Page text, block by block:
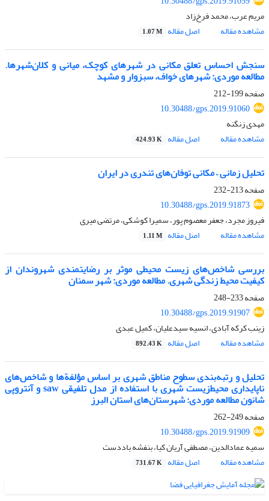
مریم عرب، محمد فرخ‌زاد
مشاهده مقاله
اصل مقاله 1.07 M
سنجش احساس تعلق مکانی در شهرهای کوچک، میانی و کلان‌شهرها.
مطالعه موردی: شهرهای خواف، سبزوار و مشهد
صفحه199-212
10.30488/gps.2019.91060
مهدی زنگنه
مشاهده مقاله
اصل مقاله 424.93 K
تحلیل زمانی – مکانی توفان‌های تندری در ایران
صفحه213-232
10.30488/gps.2019.91873
فیروز مجرد، جعفر معصوم پور، سمیرا کوشکی، مرتضی میری
مشاهده مقاله
اصل مقاله 1.11 M
بررسی شاخص‌های زیست محیطی موثر بر رضایتمندی شهروندان از
کیفیت محیط زندگی شهری. مطالعه موردی: شهر سمنان
صفحه233-248
10.30488/gps.2019.91907
زینب کرکه آبادی، انسیه سیدعلیان، کمیل عبدی
مشاهده مقاله
اصل مقاله 892.43 K
تحلیل و رتبه‌بندی سطوح مناطق شهری بر اساس مؤلفة‌ها و شاخص‌های
ناپایداری محیط‌زیست شهری با استفاده از مدل تلفیقی saw و آنتروپی
شانون مطالعه موردی: شهرستان‌های استان البرز
صفحه249-262
10.30488/gps.2019.91909
سمیه عمادالدین، مصطفی آریان کیا، بنفشه باددست
مشاهده مقاله
اصل مقاله 731.67 K